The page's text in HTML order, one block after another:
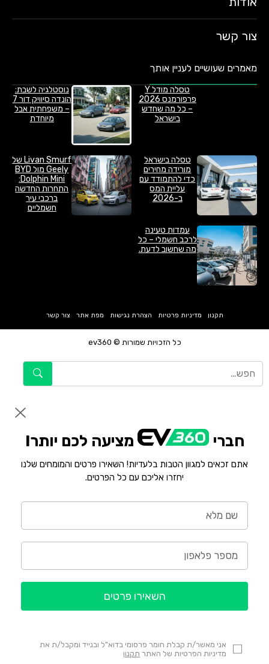
צור קשר
מאמרים שעושיים לעניין אותך
טסלה מודל Y
פרפורמנס 2026
– כל מה שחדש
בישראל
נוסטלגיה לשבת:
הונדה סיוויק דור 7
– משפחתית אבל
מיוחדת
טסלה בישראל
מורידה מחירים
כדי להתמודד עם
עליית המס
ב-2026
Livan Smurf של
Geely מול BYD
Dolphin Mini:
התחרות החדשה
ברכבי עיר
חשמליים
עמדות טעינה
לרכב חשמלי – כל
מה שחשוב לדעת.
כל הזכויות שמורות © ev360
תקנון מדיניות פרטיות הצהרת נגישות מפת אתר צור קשר
חברי מציעה לכם יותר!
אתם זכאים למגוון הטבות בלעדיות! השאירו פרטים והמומחים שלנו
יחזרו אליכם עם כל הפרטים.
אני מאשר/ת קבלת חומר פרסומי בדוא"ל ובנייד ומקבל/ת את
מדיניות הפרטיות של האתר תקנון
השאירו פרטים